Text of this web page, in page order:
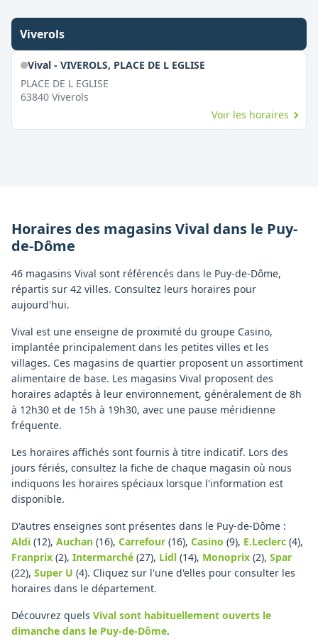
Viverols
Vival - VIVEROLS, PLACE DE L EGLISE
PLACE DE L EGLISE
63840 Viverols
Voir les horaires
Horaires des magasinsVival dans le Puy-
de-Dôme
46 magasins Vival sont référencés dans le Puy-de-Dôme,
répartis sur 42 villes. Consultez leurs horaires pour
aujourd'hui.
Vival est une enseigne de proximité du groupe Casino,
implantée principalement dans les petites villes et les
villages. Ces magasins de quartier proposent un assortiment
alimentaire de base. Les magasins Vival proposent des
horaires adaptés à leur environnement, généralement de 8h
à 12h30 et de 15h à 19h30, avec une pause méridienne
fréquente.
Les horaires affichés sont fournis à titre indicatif. Lors des
jours fériés, consultez la fiche de chaque magasin où nous
indiquons les horaires spéciaux lorsque l'information est
disponible.
D'autres enseignes sont présentes dans le Puy-de-Dôme :
Aldi (12), Auchan (16), Carrefour (16), Casino (9), E.Leclerc (4),
Franprix (2), Intermarché (27), Lidl (14), Monoprix (2), Spar
(22), Super U (4). Cliquez sur l'une d'elles pour consulter les
horaires dans le département.
Découvrez quels Vival sont habituellement ouverts le
dimanche dans le Puy-de-Dôme.